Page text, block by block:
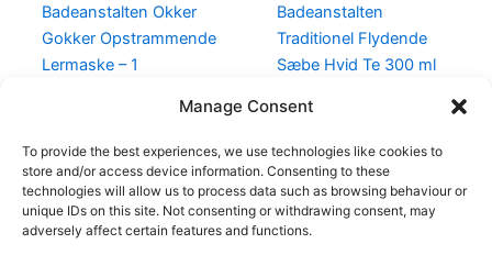
Manage Consent
To provide the best experiences, we use technologies like cookies to
store and/or access device information. Consenting to these
technologies will allow us to process data such as browsing behaviour or
unique IDs on this site. Not consenting or withdrawing consent, may
adversely affect certain features and functions.
Badeanstalten Okker
Gokker Opstrammende
Lermaske – 1
Badeanstalten
Traditionel Flydende
Sæbe Hvid Te 300 ml